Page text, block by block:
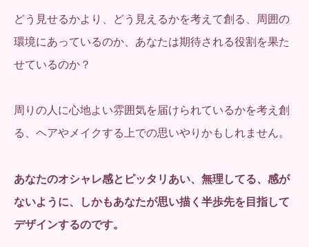
どう見せるかより、どう見えるかを考えて創る、周囲の
環境にあっているのか、あなたは期待される役割を果た
せているのか？
周りの人に心地よい雰囲気を届けられているかを考え創
る、ヘアやメイクする上での思いやりかもしれません。
あなたのオシャレ感とピッタリあい、無理してる、感が
ないように、
しかもあなたが思い描く半歩先を目指して
デザインするのです。